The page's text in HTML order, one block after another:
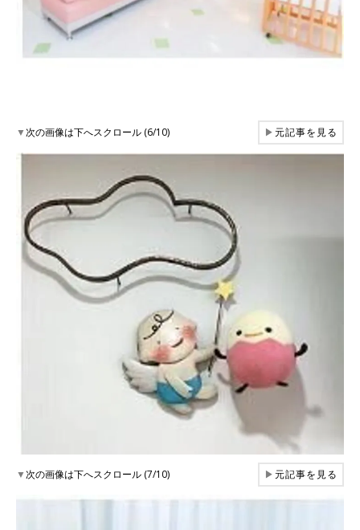
▼次の画像は下へスクロール (6/10) ▶元記事を見る
▼次の画像は下へスクロール (7/10) ▶元記事を見る